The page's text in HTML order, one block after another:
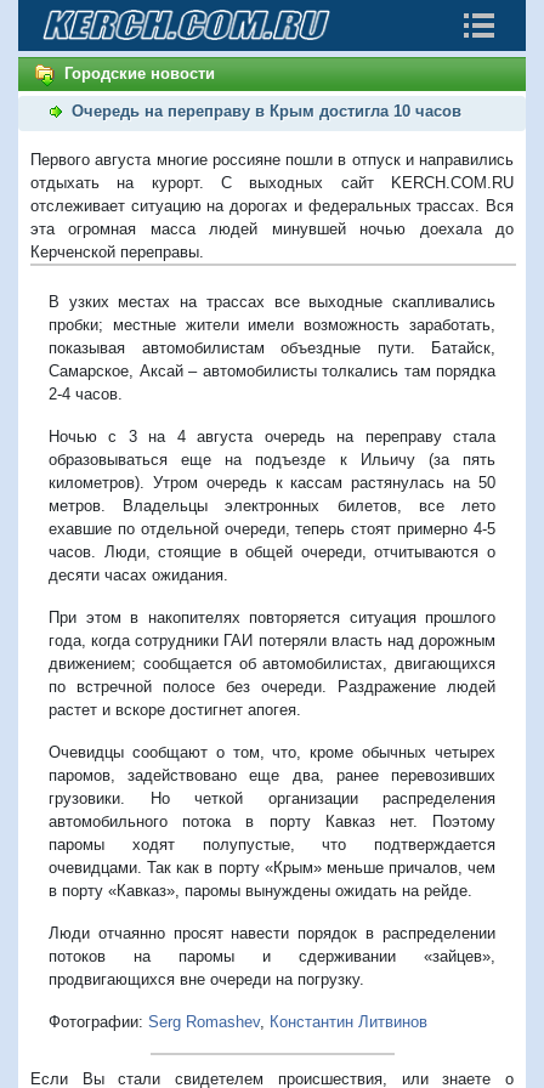
Городские новости
Очередь на переправу в Крым достигла 10 часов
Первого августа многие россияне пошли в отпуск и направились
отдыхать на курорт. С выходных сайт KERCH.COM.RU
отслеживает ситуацию на дорогах и федеральных трассах. Вся
эта огромная масса людей минувшей ночью доехала до
Керченской переправы.
В узких местах на трассах все выходные скапливались
пробки; местные жители имели возможность заработать,
показывая автомобилистам объездные пути. Батайск,
Самарское, Аксай – автомобилисты толкались там порядка
2-4 часов.
Ночью с 3 на 4 августа очередь на переправу стала
образовываться еще на подъезде к Ильичу (за пять
километров). Утром очередь к кассам растянулась на 50
метров. Владельцы электронных билетов, все лето
ехавшие по отдельной очереди, теперь стоят примерно 4-5
часов. Люди, стоящие в общей очереди, отчитываются о
десяти часах ожидания.
При этом в накопителях повторяется ситуация прошлого
года, когда сотрудники ГАИ потеряли власть над дорожным
движением; сообщается об автомобилистах, двигающихся
по встречной полосе без очереди. Раздражение людей
растет и вскоре достигнет апогея.
Очевидцы сообщают о том, что, кроме обычных четырех
паромов, задействовано еще два, ранее перевозивших
грузовики. Но четкой организации распределения
автомобильного потока в порту Кавказ нет. Поэтому
паромы ходят полупустые, что подтверждается
очевидцами. Так как в порту «Крым» меньше причалов, чем
в порту «Кавказ», паромы вынуждены ожидать на рейде.
Люди отчаянно просят навести порядок в распределении
потоков на паромы и сдерживании «зайцев»,
продвигающихся вне очереди на погрузку.
Фотографии: Serg Romashev, Константин Литвинов
Если Вы стали свидетелем происшествия, или знаете о